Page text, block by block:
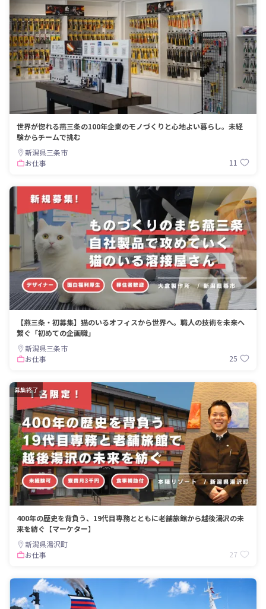
世界が惚れる燕三条の100年企業のモノづくりと心地よい暮らし。未経
験からチームで挑む
新潟県三条市
お仕事
11
【燕三条・初募集】猫のいるオフィスから世界へ。職人の技術を未来へ
繋ぐ「初めての企画職」
新潟県三条市
お仕事
25
募集終了
400年の歴史を背負う、19代目専務とともに老舗旅館から越後湯沢の未
来を紡ぐ【マーケター】
新潟県湯沢町
お仕事
27